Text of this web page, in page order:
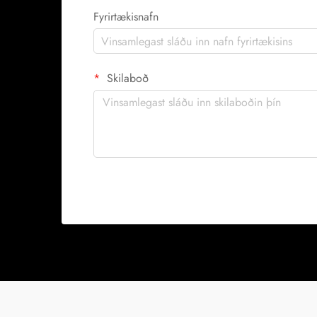
Fyrirtækisnafn
Skilaboð